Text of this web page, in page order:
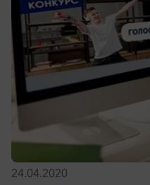
24.04.2020